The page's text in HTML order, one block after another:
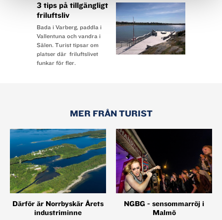
3 tips på tillgängligt
friluftsliv
Bada i Varberg, paddla i
Vallentuna och vandra i
Sälen. Turist tipsar om
platser där friluftslivet
funkar för fler.
MER FRÅN TURIST
Därför är Norrbyskär Årets
industriminne
NGBG - sensommarröj i
Malmö